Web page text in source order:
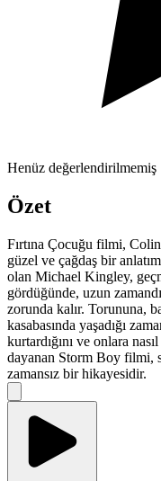
Henüz değerlendirilmemiş
Özet
Fırtına Çocuğu filmi,
güzel ve çağdaş bir
olan Michael Kingley,
gördüğünde, uzun
zorunda kalır. Torununa,
kasabasında yaşadığı
kurtardığını ve onlara
dayanan Storm Boy filmi,
zamansız bir hikayesidir.